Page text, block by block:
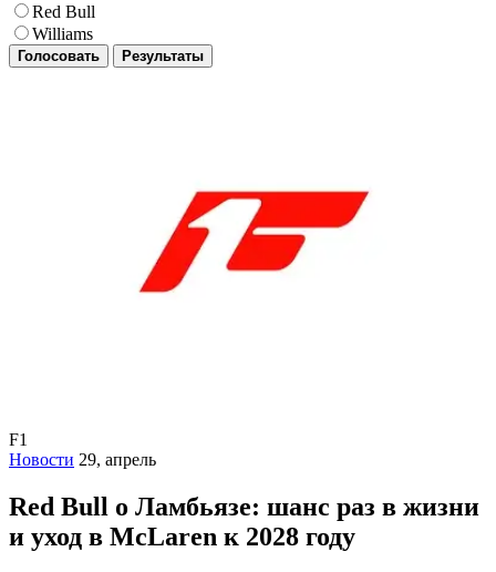
Red Bull
Williams
Голосовать Результаты
F1
Новости 29, апрель
Red Bull о Ламбьязе: шанс раз в жизни
и уход в McLaren к 2028 году